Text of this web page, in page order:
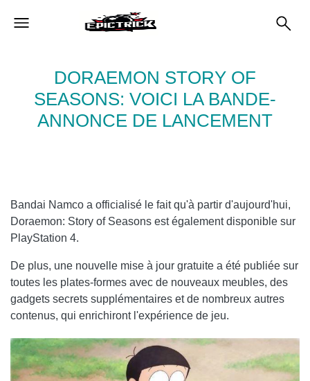
DORAEMON STORY OF
SEASONS: VOICI LA BANDE-
ANNONCE DE LANCEMENT
Bandai Namco a officialisé le fait qu'à partir d'aujourd'hui,
Doraemon: Story of Seasons est également disponible sur
PlayStation 4.
De plus, une nouvelle mise à jour gratuite a été publiée sur
toutes les plates-formes avec de nouveaux meubles, des
gadgets secrets supplémentaires et de nombreux autres
contenus, qui enrichiront l'expérience de jeu.